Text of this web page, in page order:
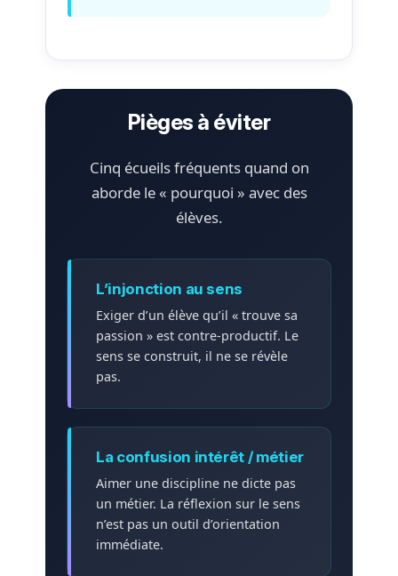
Pièges à éviter
Cinq écueils fréquents quand on
aborde le « pourquoi » avec des
élèves.
L’injonction au sens
Exiger d’un élève qu’il « trouve sa
passion » est contre-productif. Le
sens se construit, il ne se révèle
pas.
La confusion intérêt / métier
Aimer une discipline ne dicte pas
un métier. La réflexion sur le sens
n’est pas un outil d’orientation
immédiate.